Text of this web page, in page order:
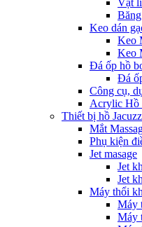
Vật
Keo dán
Keo
Keo
Đá ốp hồ
Đá
Công cụ,
Acrylic Hồ
Thiết bị hồ
Mắt
Phụ kiện
Jet masage
Jet
Jet
Máy thổi
Máy
Máy